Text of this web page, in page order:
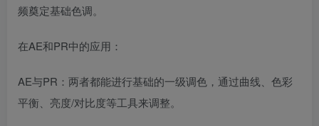
频奠定基础色调。
在AE和PR中的应用：
AE与PR：两者都能进行基础的一级调色，通过曲线、色彩
平衡、亮度/对比度等工具来调整。